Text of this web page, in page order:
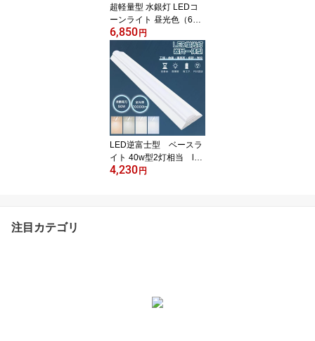
超軽量型 水銀灯 LEDコ
ーンライト 昼光色（600
0K）9600LM 600W水銀
灯/水銀ランプ相当 E39口
金 IP65防水防塵 LED水
銀灯 LED水銀ランプ コ
ーンライト 従来の水銀
灯やHPS・CELを代替
【2年保証】
6,850 円
LED逆富士型 ベースラ
イト 40w型2灯相当 led
直管型 逆富士器具一体型
4,230 円
注目カテゴリ